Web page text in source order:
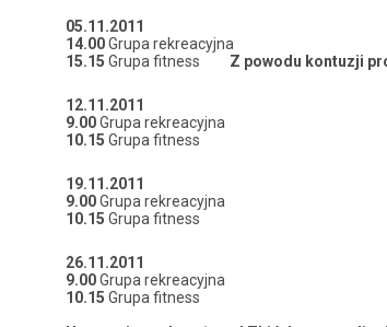
05.11.2011
14.00Gru­pa rekrea­cyj­na
15.15 Gru­pa fit­ness Z powodu kon­tuzji
12.11.2011
9.00Gru­pa rekrea­cyj­na
10.15 Gru­pa fitness
19.11.2011
9.00Gru­pa rekrea­cyj­na
10.15 Gru­pa fitness
26.11.2011
9.00Gru­pa rekrea­cyj­na
10.15 Gru­pa fitness